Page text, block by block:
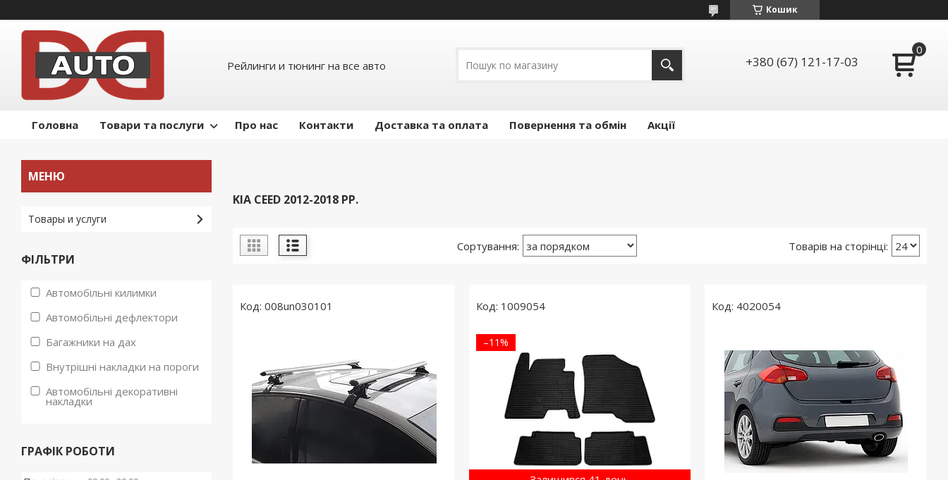
Кошик
Рейлинги и тюнинг на все авто +380 (67) 121-17-03
Головна Товари та послуги Про нас Контакти Доставка та оплата Повернення та обмін Акції
KIA CEED 2012-2018 РР.
008un030101 1009054
–11%
4020054
Товары и услуги
ФІЛЬТРИ
Автомобільні килимки
Автомобільні дефлектори
Багажники на дах
Внутрішні накладки на пороги
Автомобільні декоративні
накладки
ГРАФІК РОБОТИ